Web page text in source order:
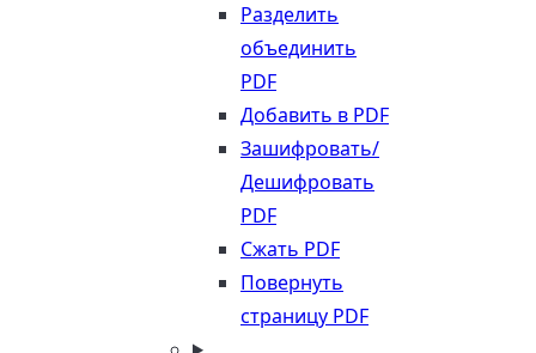
Разделить
объединить
PDF
Добавить в PDF
Зашифровать/
Дешифровать
PDF
Сжать PDF
Повернуть
страницу PDF